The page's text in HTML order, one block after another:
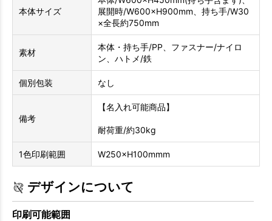
本体サイズ
展開時/W600×H900mm、持ち手/W30
×全長約750mm
素材
本体・持ち手/PP、ファスナー/ナイロ
ン、ハトメ/鉄
個別包装 なし
備考
【名入れ可能商品】
耐荷重/約30kg
1色印刷範囲 W250×H100mmm
デザインについて
印刷可能範囲